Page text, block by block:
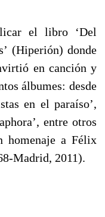
el libro ‘Del
(Hiperión) donde
en canción y
álbumes: desde
en el paraíso’,
entre otros
homenaje a Félix
Madrid, 2011).